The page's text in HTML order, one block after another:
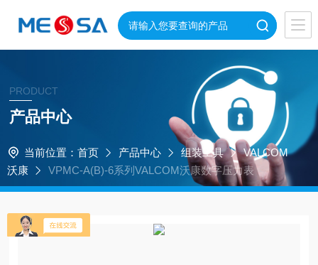
PRODUCT
产品中心
当前位置： 首页 产品中心 组装工具
VALCOM
沃康
VPMC-A(B)-6系列VALCOM沃康数字压力表